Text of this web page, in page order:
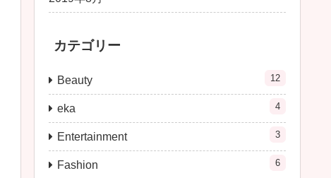
カテゴリー
Beauty 12
eka 4
Entertainment 3
Fashion 6